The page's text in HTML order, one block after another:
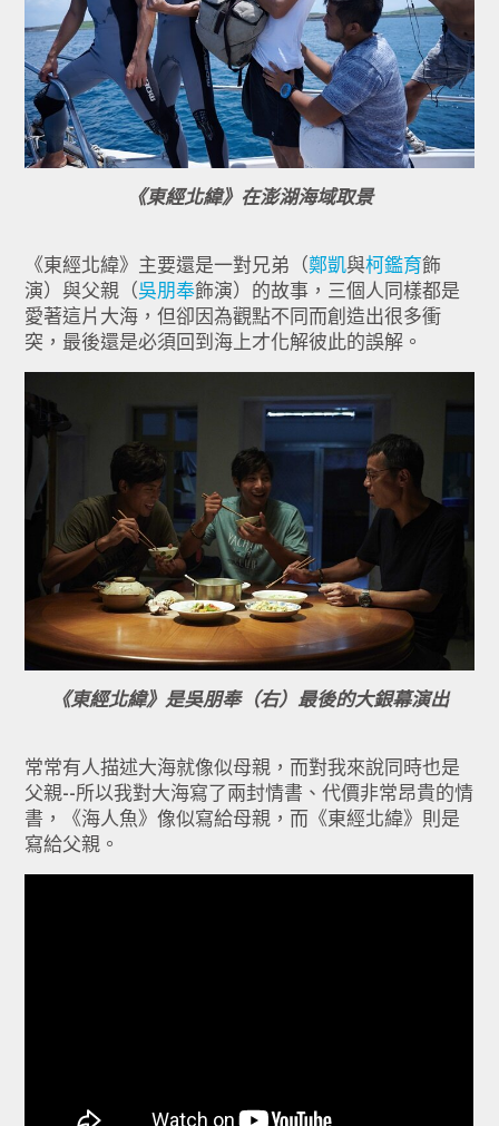
《東經北緯》在澎湖海域取景
《東經北緯》主要還是一對兄弟（鄭凱與柯鑑育飾
演）與父親（吳朋奉飾演）的故事， 三個人同樣都是
愛著這片大海，但卻因為觀點不同而創造出很多衝
突， 最後還是必須回到海上才化解彼此的誤解。
《東經北緯》是吳朋奉（右）最後的大銀幕演出
常常有人描述大海就像似母親，而對我來說同時也是
父親--所以我對大海寫了兩封情書、代價非常昂貴的情
書，《海人魚》像似寫給母親，而《東經北緯》則是
寫給父親。